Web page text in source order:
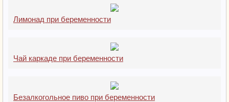
Лимонад при беременности
Чай каркаде при беременности
Безалкогольное пиво при беременности